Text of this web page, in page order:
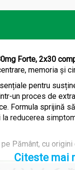
Forte, 2x30
memoria și
pentru
un proces de
Formula sprijină
reducerea
Pământ, cu
Citeste mai